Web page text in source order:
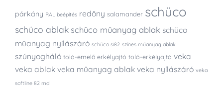
párkány RAL beépítés redőny salamander schüco
schüco ablakschüco műanyag ablak schüco
műanyag nyílászáró schüco si82 színes műanyag ablak
szúnyogháló toló-emelő erkélyajtó toló-erkélyajtó veka
veka ablak veka műanyag ablak veka nyílászáró veka
softline 82 md